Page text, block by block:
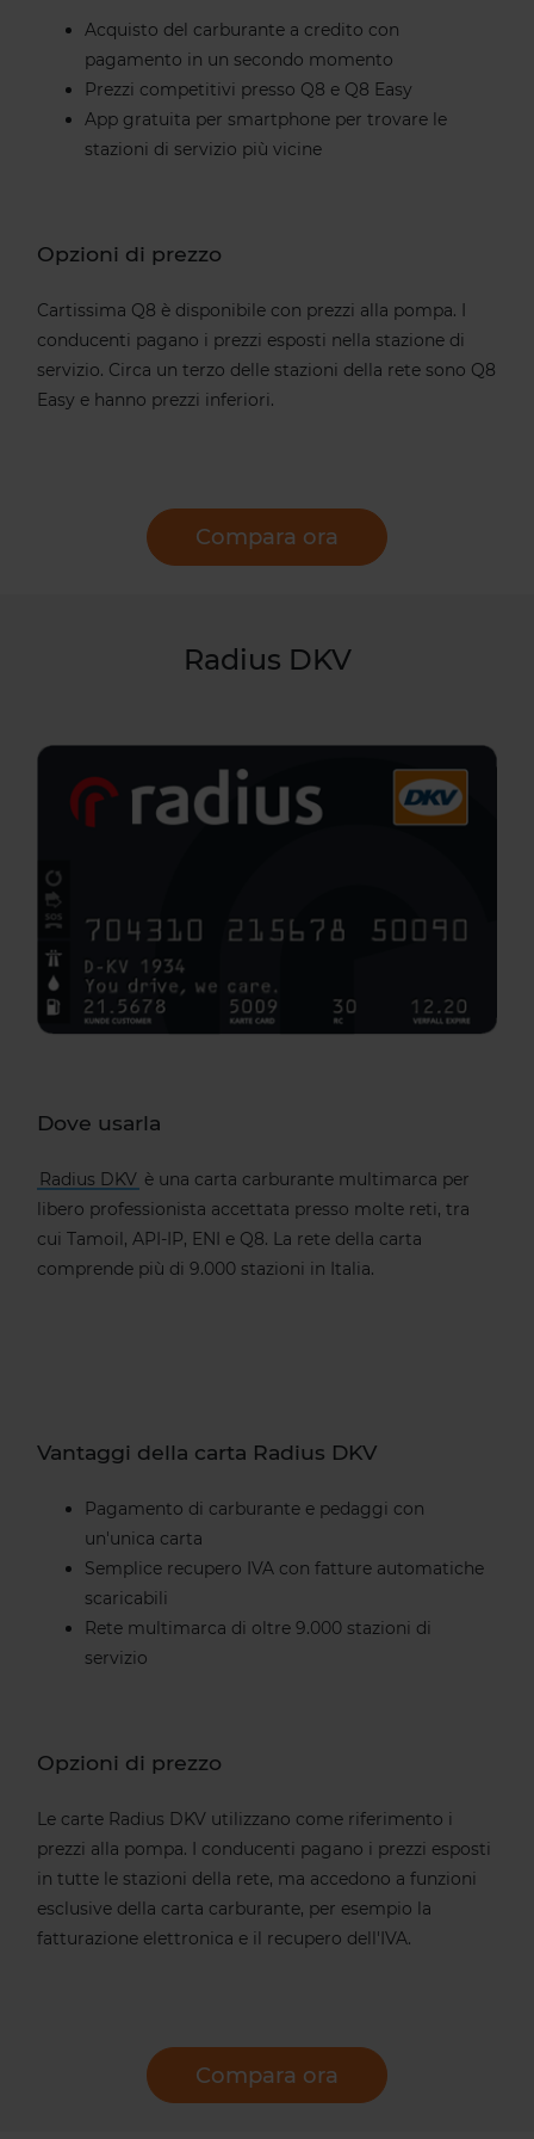
Acquisto del carburante a credito con
pagamento in un secondo momento
Prezzi competitivi presso Q8 e Q8 Easy
App gratuita per smartphone per trovare le
stazioni di servizio più vicine
Opzioni di prezzo
Cartissima Q8 è disponibile con prezzi alla pompa. I
conducenti pagano i prezzi esposti nella stazione di
servizio. Circa un terzo delle stazioni della rete sono Q8
Easy e hanno prezzi inferiori.
Compara ora
Radius DKV
Dove usarla
Radius DKV è una carta carburante multimarca per
libero professionista accettata presso molte reti, tra
cui Tamoil, API-IP, ENI e Q8. La rete della carta
comprende più di 9.000 stazioni in Italia.
Vantaggi della carta Radius DKV
Pagamento di carburante e pedaggi con
un'unica carta
Semplice recupero IVA con fatture automatiche
scaricabili
Rete multimarca di oltre 9.000 stazioni di
servizio
Opzioni di prezzo
Le carte Radius DKV utilizzano come riferimento i
prezzi alla pompa. I conducenti pagano i prezzi esposti
in tutte le stazioni della rete, ma accedono a funzioni
esclusive della carta carburante, per esempio la
fatturazione elettronica e il recupero dell'IVA.
Compara ora